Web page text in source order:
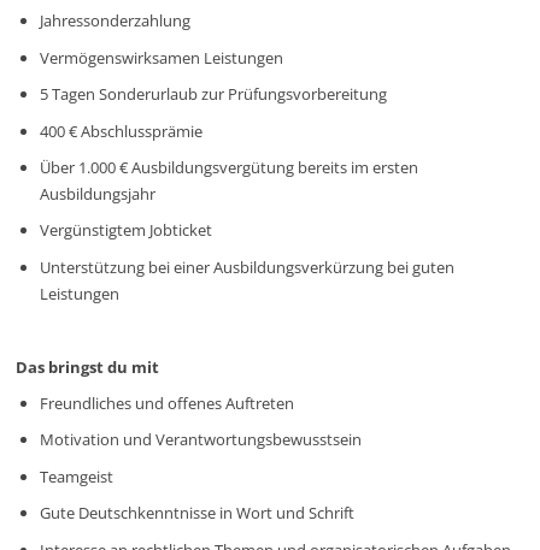
Jahressonderzahlung
Vermögenswirksamen Leistungen
5 Tagen Sonderurlaub zur Prüfungsvorbereitung
400 € Abschlussprämie
Über 1.000 € Ausbildungsvergütung bereits im ersten
Ausbildungsjahr
Vergünstigtem Jobticket
Unterstützung bei einer Ausbildungsverkürzung bei guten
Leistungen
Das bringst du mit
Freundliches und offenes Auftreten
Motivation und Verantwortungsbewusstsein
Teamgeist
Gute Deutschkenntnisse in Wort und Schrift